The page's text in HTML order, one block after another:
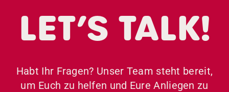
LET’S TALK!
Habt Ihr Fragen? Unser Team steht bereit,
um Euch zu helfen und Eure Anliegen zu